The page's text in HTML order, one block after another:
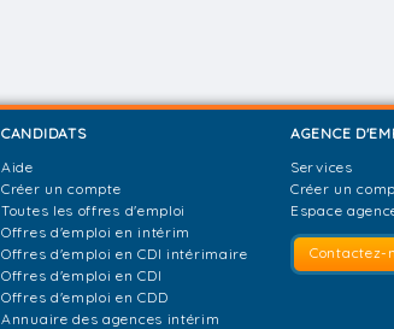
CANDIDATS
Aide
Créer un compte
Toutes les offres d'emploi
Offres d'emploi en intérim
Offres d'emploi en CDI intérimaire
Offres d'emploi en CDI
Offres d'emploi en CDD
Annuaire des agences intérim
AGENCE
Services
Créer un
Espace
Contactez-